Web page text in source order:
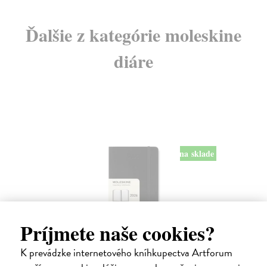
Príjmete naše cookies?
K prevádzke internetového kníhkupectva Artforum
Ďalšie z kategórie moleskine
diáre
na sklade
Diár Moleskine 2026 - mäkké dosky, S,
denný, čierny